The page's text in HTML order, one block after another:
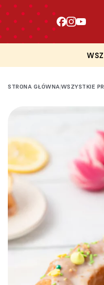
STRONA GŁÓWNA|WSZYSTKIE